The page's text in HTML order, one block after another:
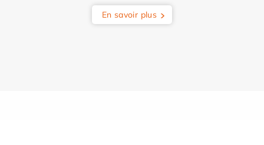
En savoir plus